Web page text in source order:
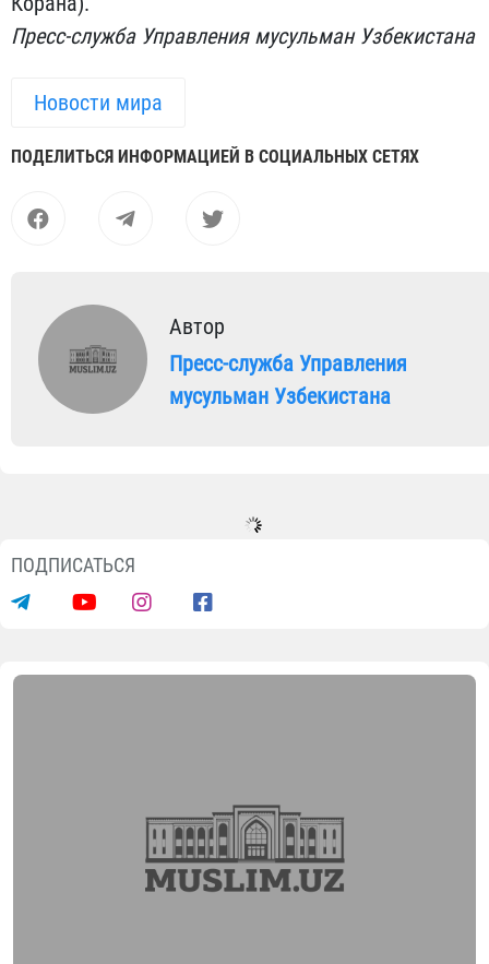
Пресс-служба Управления мусульман Узбекистана
Новости мира
ПОДЕЛИТЬСЯ ИНФОРМАЦИЕЙ В СОЦИАЛЬНЫХ СЕТЯХ
Автор
Пресс-служба Управления
мусульман Узбекистана
ПОДПИСАТЬСЯ